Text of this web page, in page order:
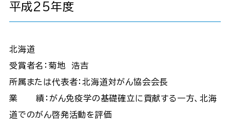
平成25年度
北海道
受賞者名：菊地 浩吉
所属または代表者：北海道対がん協会会長
業 績：がん免疫学の基礎確立に貢献する一方、北海
道でのがん啓発活動を評価